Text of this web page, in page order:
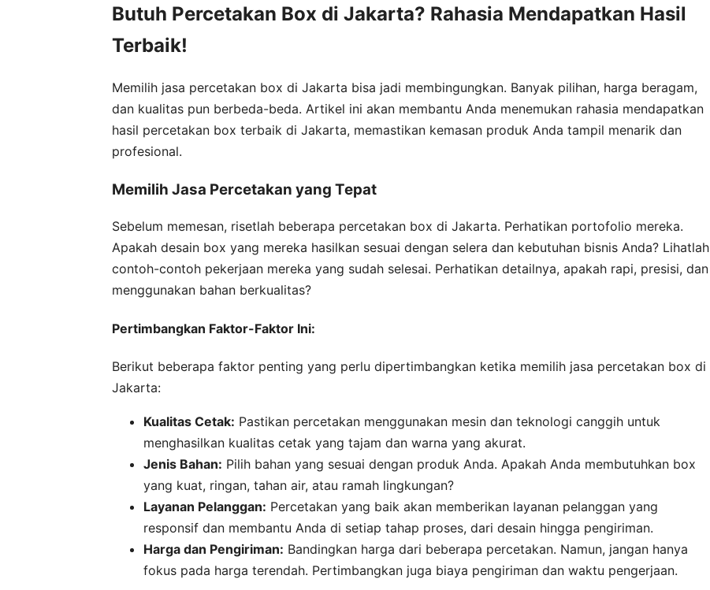
Butuh Percetakan Box di Jakarta? Rahasia Mendapatkan Hasil
Terbaik!
Memilih jasa percetakan box di Jakarta bisa jadi membingungkan. Banyak pilihan, harga beragam,
dan kualitas pun berbeda-beda. Artikel ini akan membantu Anda menemukan rahasia mendapatkan
hasil percetakan box terbaik di Jakarta, memastikan kemasan produk Anda tampil menarik dan
profesional.
Memilih Jasa Percetakan yang Tepat
Sebelum memesan, risetlah beberapa percetakan box di Jakarta. Perhatikan portofolio mereka.
Apakah desain box yang mereka hasilkan sesuai dengan selera dan kebutuhan bisnis Anda? Lihatlah
contoh-contoh pekerjaan mereka yang sudah selesai. Perhatikan detailnya, apakah rapi, presisi, dan
menggunakan bahan berkualitas?
Pertimbangkan Faktor-Faktor Ini:
Berikut beberapa faktor penting yang perlu dipertimbangkan ketika memilih jasa percetakan box di
Jakarta:
Kualitas Cetak: Pastikan percetakan menggunakan mesin dan teknologi canggih untuk
menghasilkan kualitas cetak yang tajam dan warna yang akurat.
Jenis Bahan: Pilih bahan yang sesuai dengan produk Anda. Apakah Anda membutuhkan box
yang kuat, ringan, tahan air, atau ramah lingkungan?
Layanan Pelanggan: Percetakan yang baik akan memberikan layanan pelanggan yang
responsif dan membantu Anda di setiap tahap proses, dari desain hingga pengiriman.
Harga dan Pengiriman: Bandingkan harga dari beberapa percetakan. Namun, jangan hanya
fokus pada harga terendah. Pertimbangkan juga biaya pengiriman dan waktu pengerjaan.